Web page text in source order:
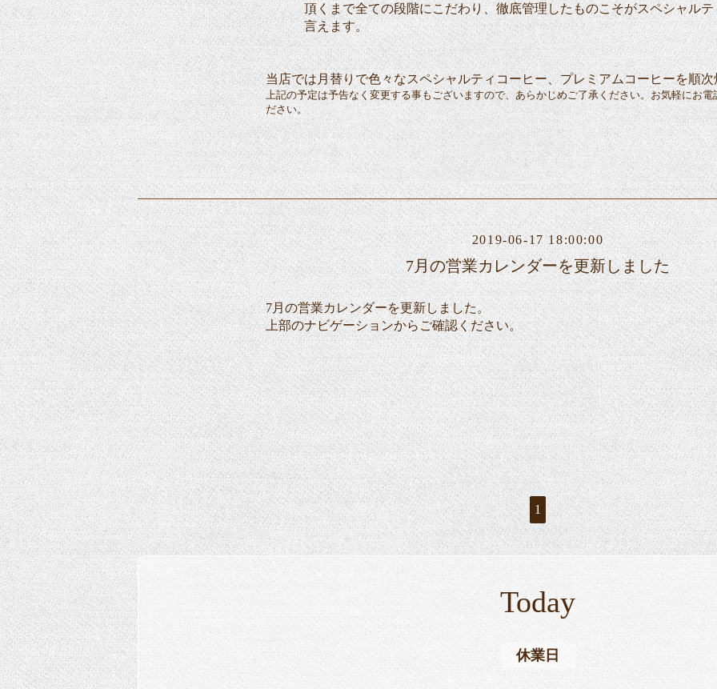
頂くまで全ての段階にこだわり、徹底管理したものこそがスペシャルテ
言えます。
当店では月替りで色々なスペシャルティコーヒー、プレミアムコーヒーを順
上記の予定は予告なく変更する事もございますので、あらかじめご了承ください。お気軽にお
ださい。
2019-06-17 18:00:00
7月の営業カレンダーを更新しました
7月の営業カレンダーを更新しました。
上部のナビゲーションからご確認ください。
1
Today
休業日